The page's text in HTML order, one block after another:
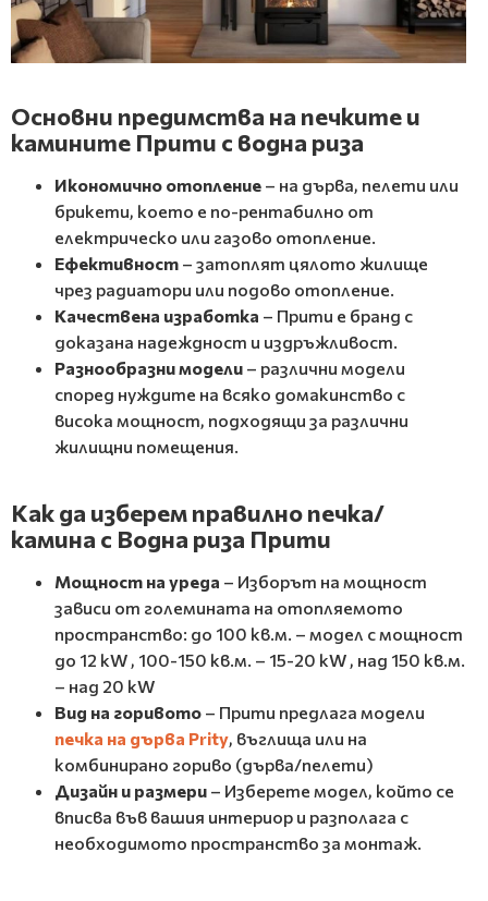
Основни предимства на печките и
камините Прити с водна риза
Икономично отопление – на дърва, пелети или
брикети, което е по-рентабилно от
електрическо или газово отопление.
Ефективност – затоплят цялото жилище
чрез радиатори или подово отопление.
Качествена изработка – Прити е бранд с
доказана надеждност и издръжливост.
Разнообразни модели – различни модели
според нуждите на всяко домакинство с
висока мощност, подходящи за различни
жилищни помещения.
Как да изберем правилно печка/
камина с Водна риза Прити
Мощност на уреда – Изборът на мощност
зависи от големината на отопляемото
пространство: до 100 кв.м. – модел с мощност
до 12 kW , 100-150 кв.м. – 15-20 kW , над 150 кв.м.
– над 20 kW
Вид на горивото – Прити предлага модели
печка на дърва Prity, въглища или на
комбинирано гориво (дърва/пелети)
Дизайн и размери – Изберете модел, който се
вписва във вашия интериор и разполага с
необходимото пространство за монтаж.